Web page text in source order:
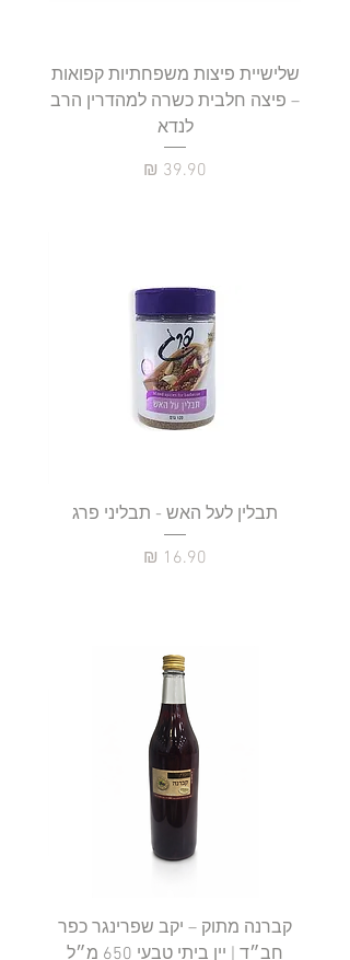
שלישיית פיצות משפחתיות קפואות
– פיצה חלבית כשרה למהדרין הרב
לנדא
מחיר
תבלין לעל האש - תבליני פרג
מחיר
קברנה מתוק – יקב שפרינגר כפר
חב״ד | יין ביתי טבעי 650 מ״ל